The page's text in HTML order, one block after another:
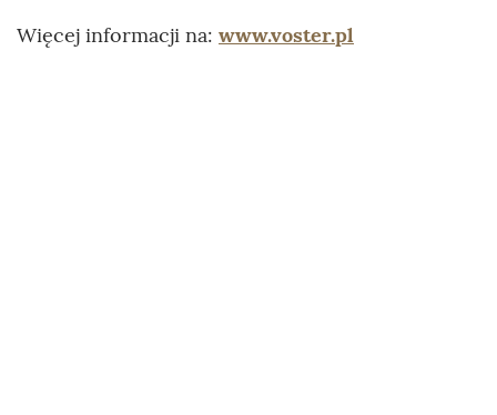
Więcej informacji na: www.voster.pl